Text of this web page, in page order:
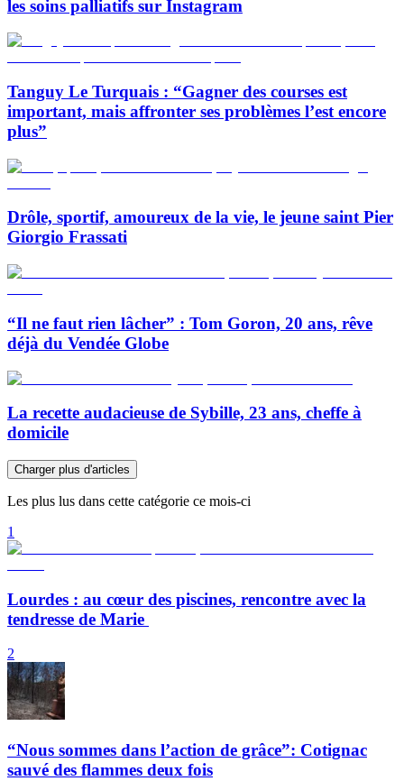
les soins palliatifs sur Instagram
Tanguy Le Turquais : “Gagner des courses est
important, mais affronter ses problèmes l’est encore
plus”
Drôle, sportif, amoureux de la vie, le jeune saint Pier
Giorgio Frassati
“Il ne faut rien lâcher” : Tom Goron, 20 ans, rêve
déjà du Vendée Globe
La recette audacieuse de Sybille, 23 ans, cheffe à
domicile
Charger plus d'articles
Les plus lus dans cette catégorie ce mois-ci
1
Lourdes : au cœur des piscines, rencontre avec la
tendresse de Marie
2
“Nous sommes dans l’action de grâce”: Cotignac
sauvé des flammes deux fois